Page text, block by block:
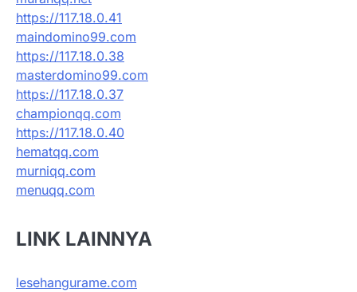
https://117.18.0.41
maindomino99.com
https://117.18.0.38
masterdomino99.com
https://117.18.0.37
championqq.com
https://117.18.0.40
hematqq.com
murniqq.com
menuqq.com
LINK LAINNYA
lesehangurame.com